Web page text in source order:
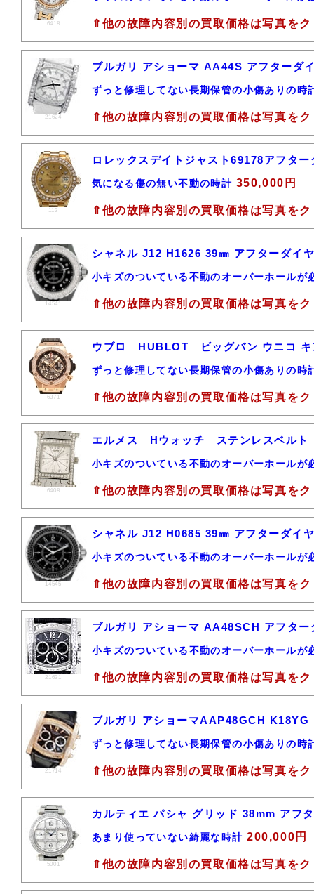
6418 ⇑他の故障内容別の買取価格は写真を
21624
ブルガリ アショーマ AA44S アフターダ
ずっと修理してない長期保管の小傷ありの時
⇑他の故障内容別の買取価格は写真を
112
ロレックスデイトジャスト69178アフタ
気になる傷の無い不動の時計 350,000円
⇑他の故障内容別の買取価格は写真を
14541
シャネル J12 H1626 39㎜ アフターダイ
小キズのついている不動のオーバーホールが
⇑他の故障内容別の買取価格は写真を
6371
ウブロ HUBLOT ビッグバン ウニコ キ
ずっと修理してない長期保管の小傷ありの時
⇑他の故障内容別の買取価格は写真を
6408
エルメス Hウォッチ ステンレスベル
小キズのついている不動のオーバーホールが
⇑他の故障内容別の買取価格は写真を
14545
シャネル J12 H0685 39㎜ アフターダイ
小キズのついている不動のオーバーホールが
⇑他の故障内容別の買取価格は写真を
21631
ブルガリ アショーマ AA48SCH アフタ
小キズのついている不動のオーバーホールが
⇑他の故障内容別の買取価格は写真を
21714
ブルガリ アショーマAAP48GCH K18YG
ずっと修理してない長期保管の小傷ありの時
⇑他の故障内容別の買取価格は写真を
5001
カルティエ パシャ グリッド 38mm アフ
あまり使っていない綺麗な時計 200,000円
⇑他の故障内容別の買取価格は写真を